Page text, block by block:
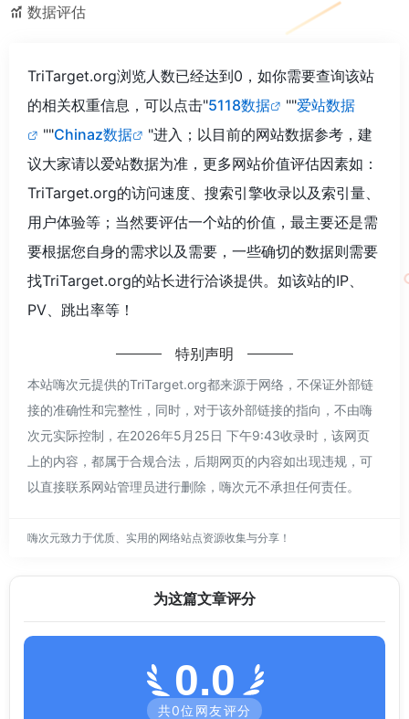
数据评估
TriTarget.org浏览人数已经达到0，如你需要查询该站
的相关权重信息，可以点击"5118数据 ""爱站数据
""Chinaz数据
"进入；以目前的网站数据参考，建
议大家请以爱站数据为准，更多网站价值评估因素如：
TriTarget.org的访问速度、搜索引擎收录以及索引量、
用户体验等；当然要评估一个站的价值，最主要还是需
要根据您自身的需求以及需要，一些确切的数据则需要
找TriTarget.org的站长进行洽谈提供。如该站的IP、
PV、跳出率等！
特别声明
本站嗨次元提供的TriTarget.org都来源于网络，不保证外部链
接的准确性和完整性，同时，对于该外部链接的指向，不由嗨
次元实际控制，在2026年5月25日 下午9:43收录时，该网页
上的内容，都属于合规合法，后期网页的内容如出现违规，可
以直接联系网站管理员进行删除，嗨次元不承担任何责任。
嗨次元致力于优质、实用的网络站点资源收集与分享！
为这篇文章评分
0.0
共0位网友评分